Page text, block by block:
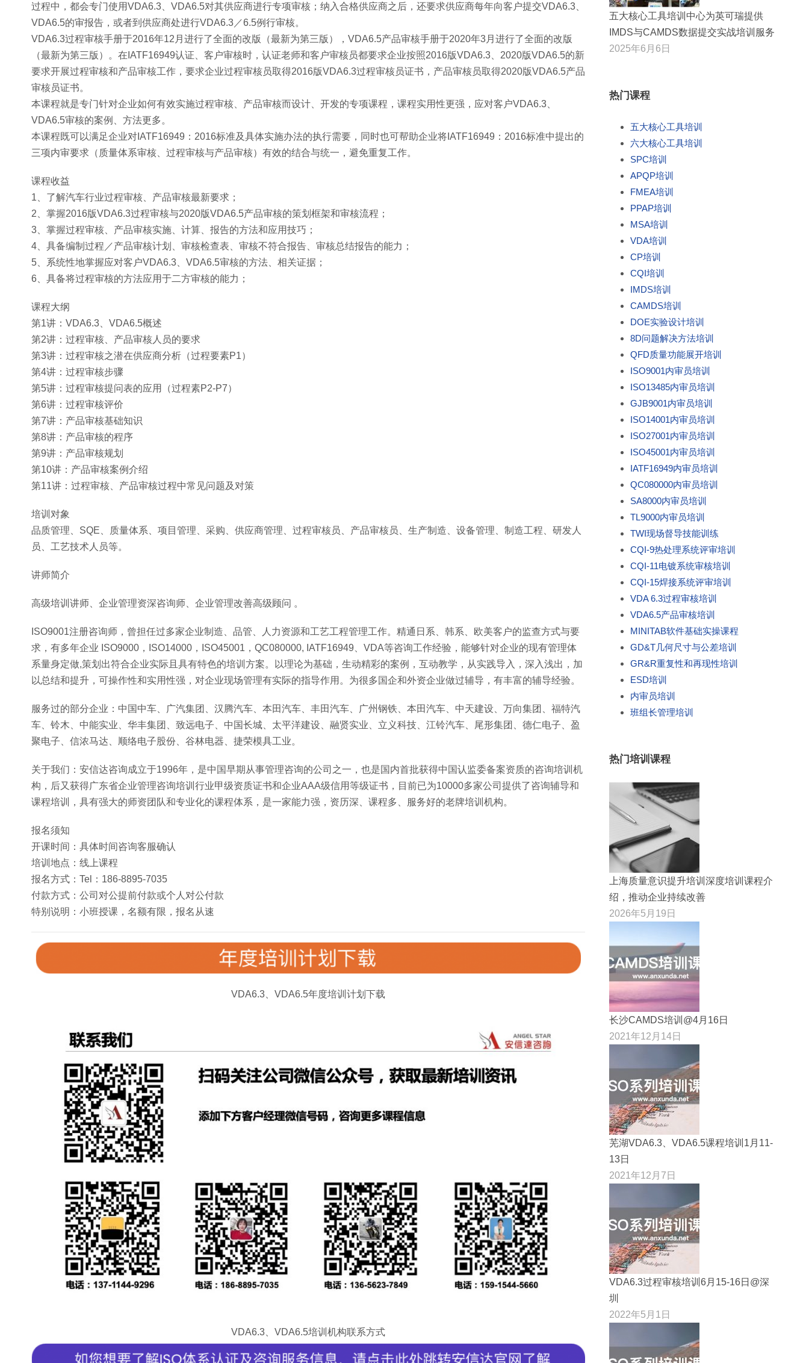
过程中，都会专门使用VDA6.3、VDA6.5对其供应商进行专项审核；纳入合格供应商之后，还要求供应商每年向客户提交VDA6.3、
VDA6.5的审报告，或者到供应商处进行VDA6.3／6.5例行审核。
VDA6.3过程审核手册于2016年12月进行了全面的改版（最新为第三版），VDA6.5产品审核手册于2020年3月进行了全面的改版
（最新为第三版）。在IATF16949认证、客户审核时，认证老师和客户审核员都要求企业按照2016版VDA6.3、2020版VDA6.5的新
要求开展过程审核和产品审核工作，要求企业过程审核员取得2016版VDA6.3过程审核员证书，产品审核员取得2020版VDA6.5产品
审核员证书。
本课程就是专门针对企业如何有效实施过程审核、产品审核而设计、开发的专项课程，课程实用性更强，应对客户VDA6.3、
VDA6.5审核的案例、方法更多。
本课程既可以满足企业对IATF16949：2016标准及具体实施办法的执行需要，同时也可帮助企业将IATF16949：2016标准中提出的
三项内审要求（质量体系审核、过程审核与产品审核）有效的结合与统一，避免重复工作。
课程收益
1、了解汽车行业过程审核、产品审核最新要求；
2、掌握2016版VDA6.3过程审核与2020版VDA6.5产品审核的策划框架和审核流程；
3、掌握过程审核、产品审核实施、计算、报告的方法和应用技巧；
4、具备编制过程／产品审核计划、审核检查表、审核不符合报告、审核总结报告的能力；
5、系统性地掌握应对客户VDA6.3、VDA6.5审核的方法、相关证据；
6、具备将过程审核的方法应用于二方审核的能力；
课程大纲
第1讲：VDA6.3、VDA6.5概述
第2讲：过程审核、产品审核人员的要求
第3讲：过程审核之潜在供应商分析（过程要素P1）
第4讲：过程审核步骤
第5讲：过程审核提问表的应用（过程素P2-P7）
第6讲：过程审核评价
第7讲：产品审核基础知识
第8讲：产品审核的程序
第9讲：产品审核规划
第10讲：产品审核案例介绍
第11讲：过程审核、产品审核过程中常见问题及对策
培训对象
品质管理、SQE、质量体系、项目管理、采购、供应商管理、过程审核员、产品审核员、生产制造、设备管理、制造工程、研发人
员、工艺技术人员等。
讲师简介
高级培训讲师、企业管理资深咨询师、企业管理改善高级顾问 。
ISO9001注册咨询师，曾担任过多家企业制造、品管、人力资源和工艺工程管理工作。精通日系、韩系、欧美客户的监查方式与要
求，有多年企业 ISO9000，ISO14000，ISO45001，QC080000, IATF16949、VDA等咨询工作经验，能够针对企业的现有管理体
系量身定做,策划出符合企业实际且具有特色的培训方案。以理论为基础，生动精彩的案例，互动教学，从实践导入，深入浅出，加
以总结和提升，可操作性和实用性强，对企业现场管理有实际的指导作用。为很多国企和外资企业做过辅导，有丰富的辅导经验。
服务过的部分企业：中国中车、广汽集团、汉腾汽车、本田汽车、丰田汽车、广州钢铁、本田汽车、中天建设、万向集团、福特汽
车、铃木、中能实业、华丰集团、致远电子、中国长城、太平洋建设、融贤实业、立义科技、江铃汽车、尾形集团、德仁电子、盈
聚电子、信浓马达、顺络电子股份、谷林电器、捷荣模具工业。
关于我们：安信达咨询成立于1996年，是中国早期从事管理咨询的公司之一，也是国内首批获得中国认监委备案资质的咨询培训机
构，后又获得广东省企业管理咨询培训行业甲级资质证书和企业AAA级信用等级证书，目前已为10000多家公司提供了咨询辅导和
课程培训，具有强大的师资团队和专业化的课程体系，是一家能力强，资历深、课程多、服务好的老牌培训机构。
报名须知
开课时间：具体时间咨询客服确认
培训地点：线上课程
报名方式：Tel：186-8895-7035
付款方式：公司对公提前付款或个人对公付款
特别说明：小班授课，名额有限，报名从速
VDA6.3、VDA6.5年度培训计划下载
VDA6.3、VDA6.5培训机构联系方式
五大核心工具培训中心为英可瑞提供
IMDS与CAMDS数据提交实战培训服务
2025年6月6日
热门课程
五大核心工具培训
六大核心工具培训
SPC培训
APQP培训
FMEA培训
PPAP培训
MSA培训
VDA培训
CP培训
CQI培训
IMDS培训
CAMDS培训
DOE实验设计培训
8D问题解决方法培训
QFD质量功能展开培训
ISO9001内审员培训
ISO13485内审员培训
GJB9001内审员培训
ISO14001内审员培训
ISO27001内审员培训
ISO45001内审员培训
IATF16949内审员培训
QC080000内审员培训
SA8000内审员培训
TL9000内审员培训
TWI现场督导技能训练
CQI-9热处理系统评审培训
CQI-11电镀系统审核培训
CQI-15焊接系统评审培训
VDA 6.3过程审核培训
VDA6.5产品审核培训
MINITAB软件基础实操课程
GD&T几何尺寸与公差培训
GR&R重复性和再现性培训
ESD培训
内审员培训
班组长管理培训
热门培训课程
上海质量意识提升培训深度培训课程介
绍，推动企业持续改善
2026年5月19日
长沙CAMDS培训@4月16日
2021年12月14日
芜湖VDA6.3、VDA6.5课程培训1月11-
13日
2021年12月7日
VDA6.3过程审核培训6月15-16日@深
圳
2022年5月1日